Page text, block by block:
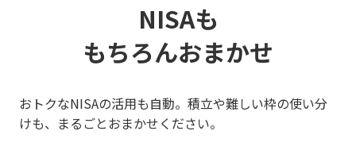
NISAも
もちろんおまかせ
おトクなNISAの活用も自動。積立や難しい枠の使い分
けも、まるごとおまかせください。